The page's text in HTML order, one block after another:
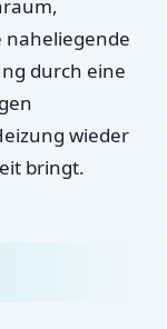
naheliegende
durch eine
wieder
bringt.